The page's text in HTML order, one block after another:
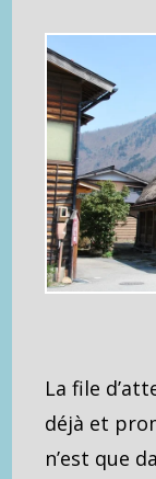
La file
déjà et
n’est que